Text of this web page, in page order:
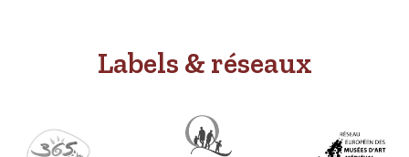
Labels & réseaux